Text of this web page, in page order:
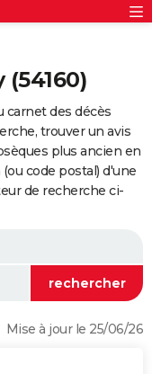
carnet des décès
trouver un avis
plus ancien en
code postal) d'une
de recherche ci-
Mise à jour le 25/06/26